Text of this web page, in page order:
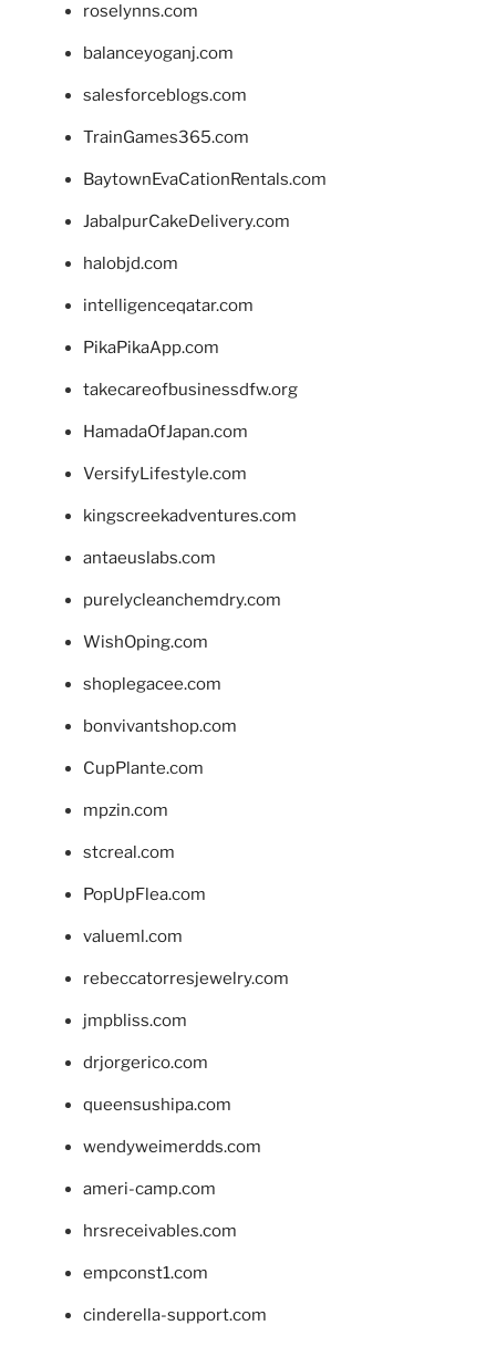
roselynns.com
balanceyoganj.com
salesforceblogs.com
TrainGames365.com
BaytownEvaCationRentals.com
JabalpurCakeDelivery.com
halobjd.com
intelligenceqatar.com
PikaPikaApp.com
takecareofbusinessdfw.org
HamadaOfJapan.com
VersifyLifestyle.com
kingscreekadventures.com
antaeuslabs.com
purelycleanchemdry.com
WishOping.com
shoplegacee.com
bonvivantshop.com
CupPlante.com
mpzin.com
stcreal.com
PopUpFlea.com
valueml.com
rebeccatorresjewelry.com
jmpbliss.com
drjorgerico.com
queensushipa.com
wendyweimerdds.com
ameri-camp.com
hrsreceivables.com
empconst1.com
cinderella-support.com